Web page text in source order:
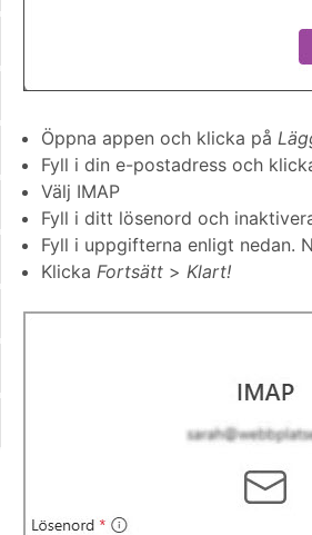
Öppna appen och klicka på
Fyll i din e-postadress och
Välj IMAP
Fyll i ditt lösenord och
Fyll i uppgifterna enligt nedan.
Klicka Fortsätt > Klart!